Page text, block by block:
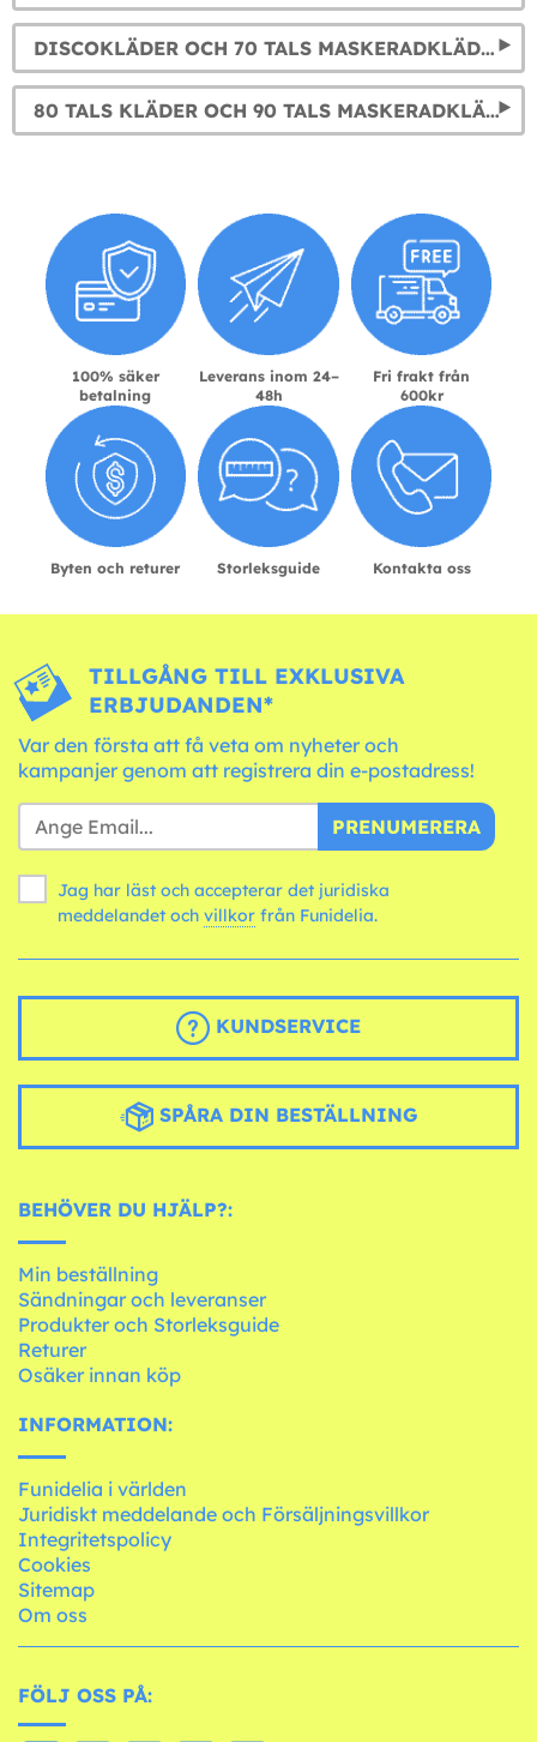
DISCOKLÄDER OCH 70 TALS MASKERADKLÄDER
80 TALS KLÄDER OCH 90 TALS MASKERADKLÄDER
100% säker
betalning
Leverans inom 24–
48h
Fri frakt från
600kr
Byten och returer Storleksguide Kontakta oss
TILLGÅNG TILL EXKLUSIVA
ERBJUDANDEN*
Var den första att få veta om nyheter och
kampanjer genom att registrera din e-postadress!
PRENUMERERA
Jag har läst och accepterar det juridiska
meddelandet och villkor från Funidelia.
KUNDSERVICE
SPÅRA DIN BESTÄLLNING
BEHÖVER DU HJÄLP?:
Min beställning
Sändningar och leveranser
Produkter och Storleksguide
Returer
Osäker innan köp
INFORMATION:
Funidelia i världen
Juridiskt meddelande och Försäljningsvillkor
Integritetspolicy
Cookies
Sitemap
Om oss
FÖLJ OSS PÅ: